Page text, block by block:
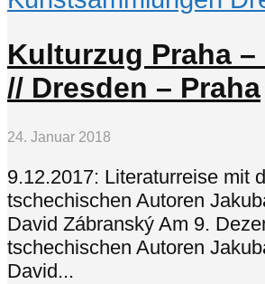
Kulturzug Praha –
// Dresden – Praha
24. Januar 2018
9.12.2017: Literaturreise mit
tschechischen Autoren
David Zábranský Am 9.
tschechischen Autoren
David...